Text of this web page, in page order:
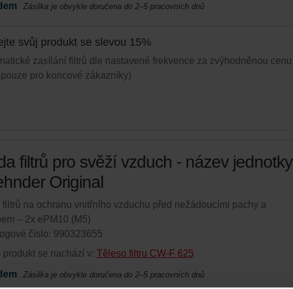
Zásilka je obvykle doručena do 2–5 pracovních dnů
svůj produkt se slevou 15%
zasílání filtrů dle nastavené frekvence za zvýhodněnou cenu
pro koncové zákazníky)
filtrů pro svěží vzduch - název jednotky
Original
filtrů na ochranu vnitřního vzduchu před nežádoucími pachy a
– 2x ePM10 (M5)
číslo: 990323655
produkt se nachází v: Těleso filtru CW-F 625
Zásilka je obvykle doručena do 2–5 pracovních dnů